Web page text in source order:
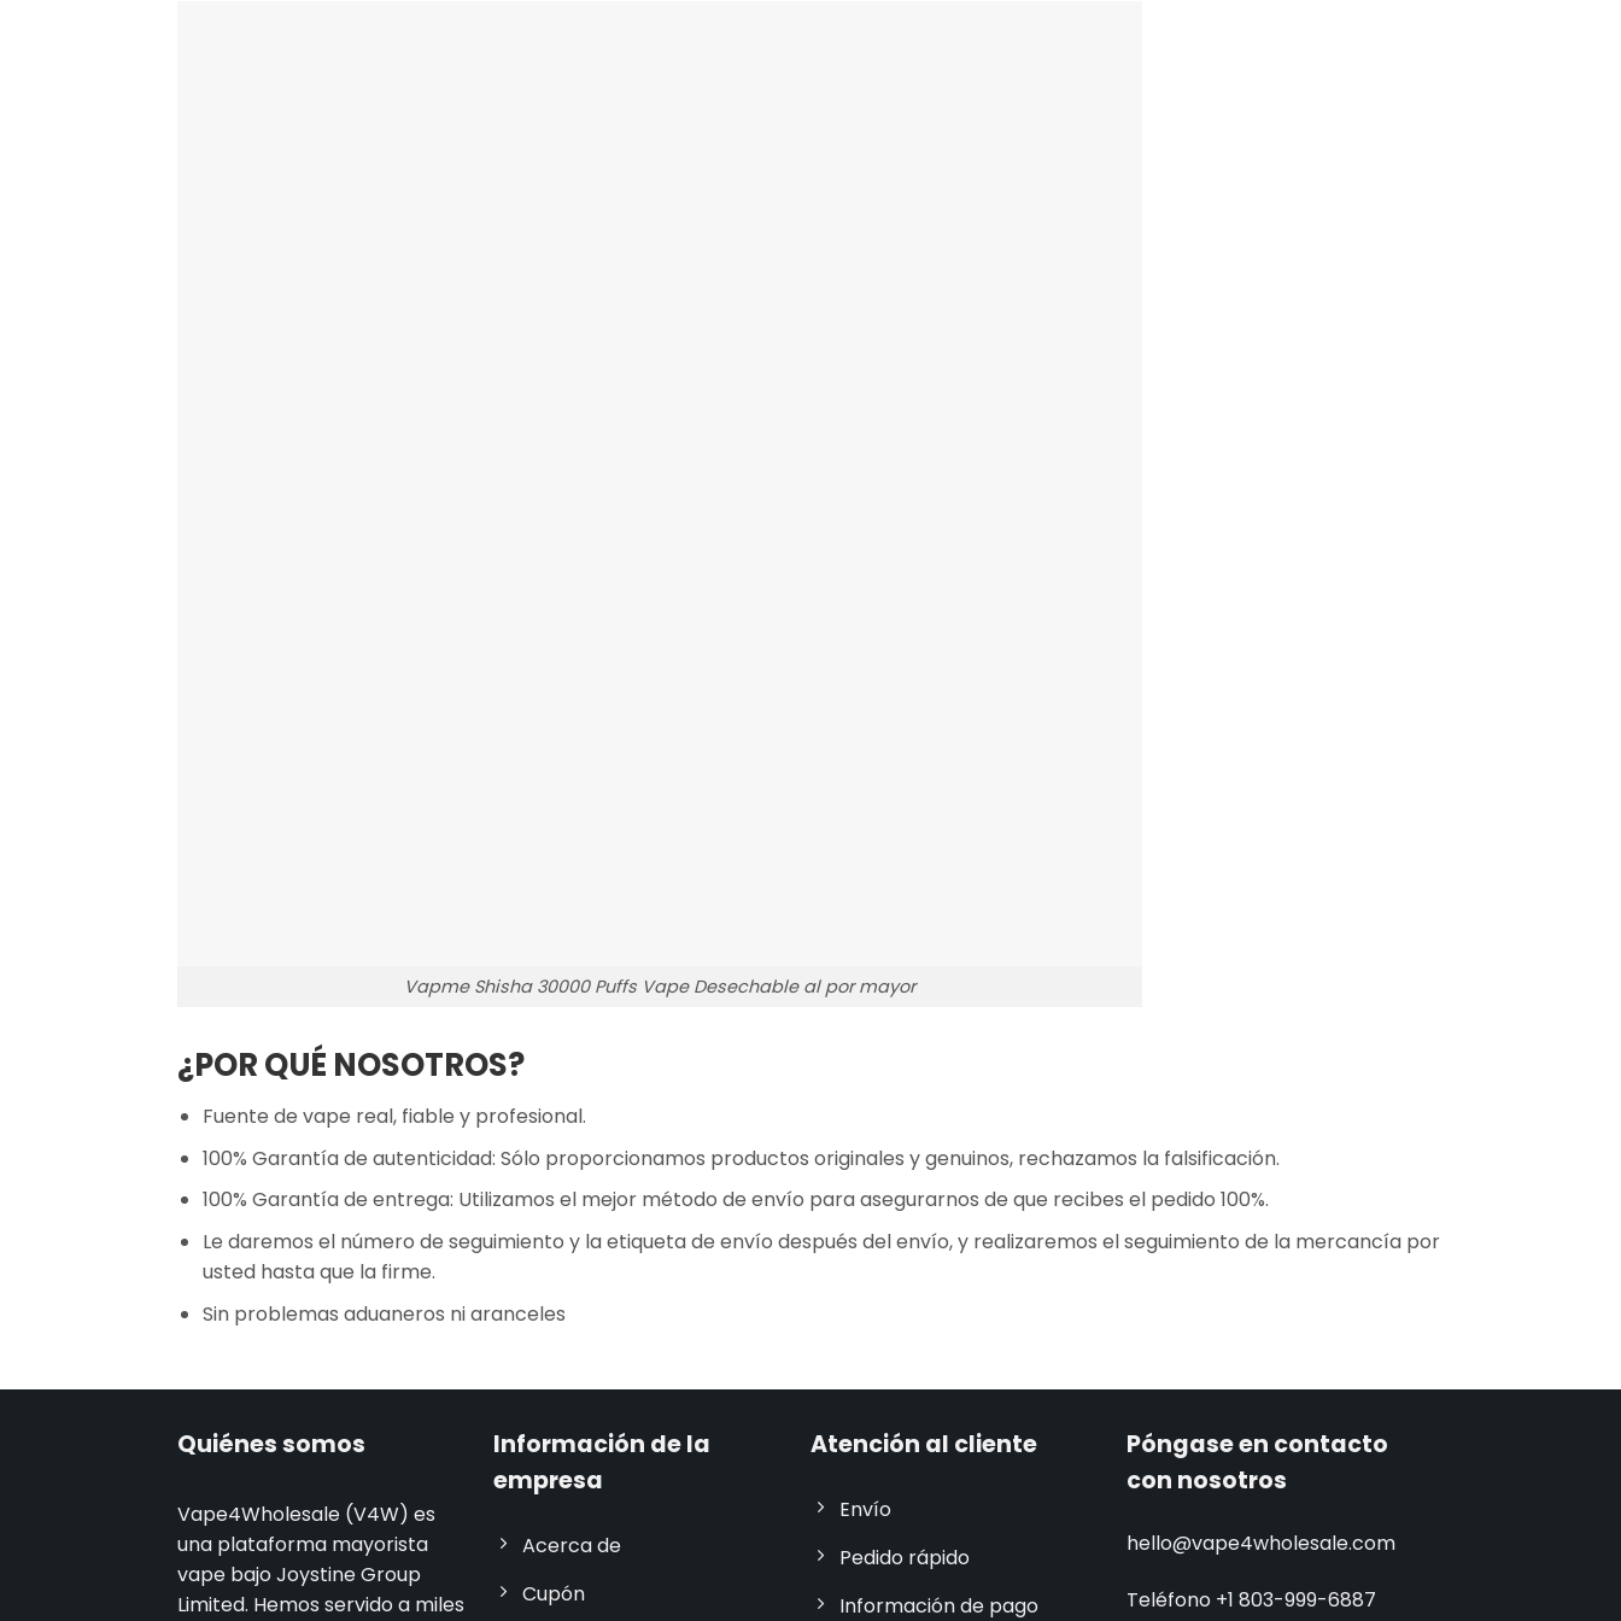
Vapme Shisha 30000 Puffs Vape Desechable al por mayor
¿POR QUÉ NOSOTROS?
Fuente de vape real, fiable y profesional.
100% Garantía de autenticidad: Sólo proporcionamos productos originales y genuinos, rechazamos la falsificación.
100% Garantía de entrega: Utilizamos el mejor método de envío para asegurarnos de que recibes el pedido 100%.
Le daremos el número de seguimiento y la etiqueta de envío después del envío, y realizaremos el seguimiento de la mercancía por
usted hasta que la firme.
Sin problemas aduaneros ni aranceles
Quiénes somos
Vape4Wholesale (V4W) es
una plataforma mayorista
vape bajo Joystine Group
Limited. Hemos servido a miles
Información de la
empresa
Acerca de
Cupón
Atención al cliente
Envío
Pedido rápido
Información de pago
Póngase en contacto
con nosotros
hello@vape4wholesale.com
Teléfono +1 803-999-6887